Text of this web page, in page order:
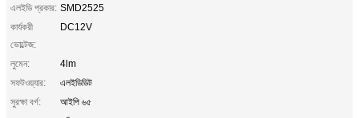
এলইডি প্রকার: SMD2525
কার্যকরী
ভোল্টেজ:
DC12V
লুমেন:
4lm
সফটওয়্যার:
এলইডিডিট
সুরক্ষা বর্গ:
আইপি ৬৫